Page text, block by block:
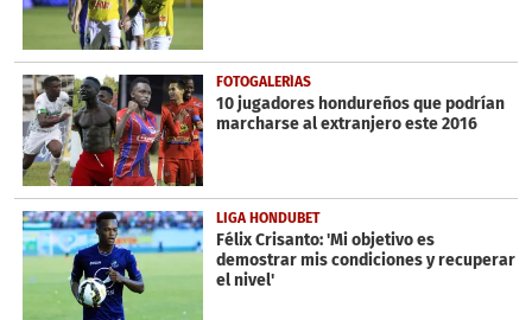
FOTOGALERÍAS
10 jugadores hondureños que podrían
marcharse al extranjero este 2016
LIGA HONDUBET
Félix Crisanto: 'Mi objetivo es
demostrar mis condiciones y recuperar
el nivel'